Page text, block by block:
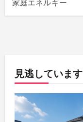
家庭エネルギー
見逃しています